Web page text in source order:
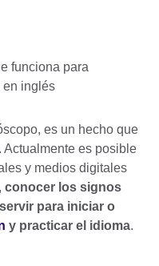
es un hecho que
Actualmente es posible
y medios digitales
conocer los signos
para iniciar o
y practicar el idioma.